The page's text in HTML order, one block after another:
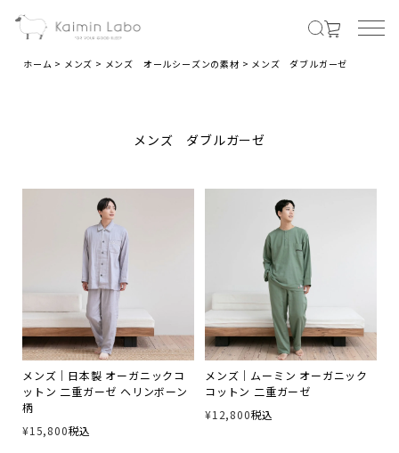
オールシーズンの素材
夏の涼しい素材
冬のあったか素材
LADIES
レディース商品すべて
ホーム メンズ メンズ オールシーズンの素材 メンズ ダブルガーゼ
メンズ ダブルガーゼ
メンズ｜日本製 オーガニックコ
ットン 二重ガーゼ ヘリンボーン
柄
¥15,800税込
メンズ｜ムーミン オーガニック
コットン 二重ガーゼ
¥12,800税込